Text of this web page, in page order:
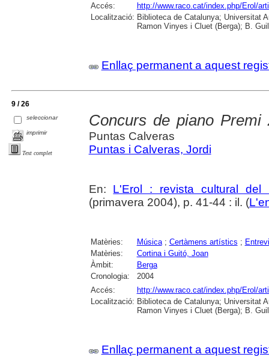
Accés:
http://www.raco.cat/index.php/Erol/
Localització: Biblioteca de Catalunya; Universitat
Ramon Vinyes i Cluet (Berga); B.
Enllaç permanent a aquest
9 / 26
seleccionar
imprimir
Text complet
Concurs de piano
Puntas Calveras
Puntas i Calveras, Jordi
En: L'Erol : revista cultural del
(primavera 2004), p. 41-44 : il. (
Matèries: Música; Certàmens artístics ;
Matèries:
Cortina i Guitó, Joan
Àmbit:
Berga
Cronologia:
2004
Accés:
http://www.raco.cat/index.php/Erol/
Localització: Biblioteca de Catalunya; Universitat
Ramon Vinyes i Cluet (Berga); B.
Enllaç permanent a aquest